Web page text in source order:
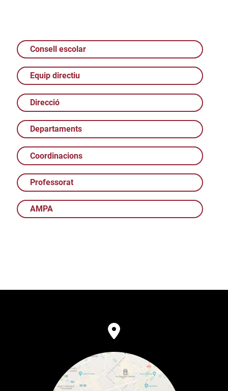
Consell escolar
Equip directiu
Direcció
Departaments
Coordinacions
Professorat
AMPA